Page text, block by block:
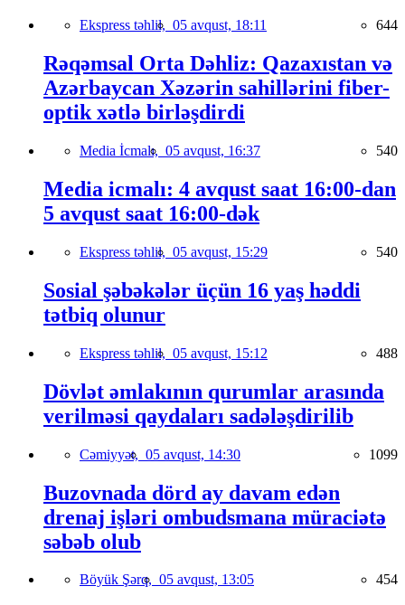
Ekspress təhlil, 05 avqust, 18:11 644
Rəqəmsal Orta Dəhliz: Qazaxıstan və
Azərbaycan Xəzərin sahillərini fiber-
optik xətlə birləşdirdi
Media İcmalı, 05 avqust, 16:37 540
Media icmalı: 4 avqust saat 16:00-dan
5 avqust saat 16:00-dək
Ekspress təhlil, 05 avqust, 15:29 540
Sosial şəbəkələr üçün 16 yaş həddi
tətbiq olunur
Ekspress təhlil, 05 avqust, 15:12 488
Dövlət əmlakının qurumlar arasında
verilməsi qaydaları sadələşdirilib
Cəmiyyət, 05 avqust, 14:30 1099
Buzovnada dörd ay davam edən
drenaj işləri ombudsmana müraciətə
səbəb olub
Böyük Şərq, 05 avqust, 13:05 454